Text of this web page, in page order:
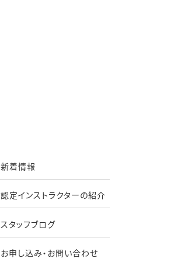
新着情報
認定インストラクターの紹介
スタッフブログ
お申し込み・お問い合わせ